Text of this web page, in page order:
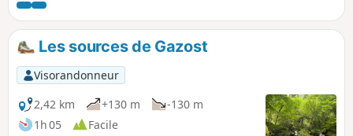
Les sources de Gazost
Visorandonneur
2,42 km
+130 m
-130 m
1h 05
Facile